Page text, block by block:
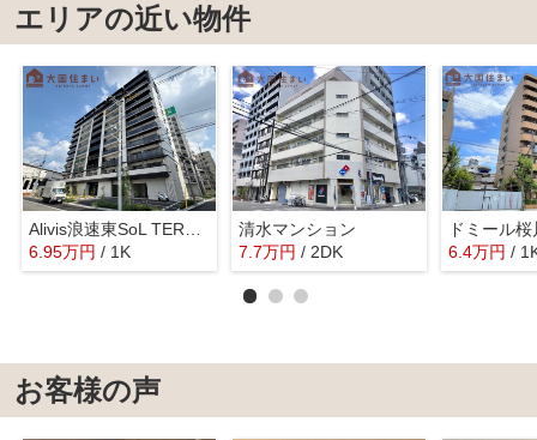
エリアの近い物件
6.95万円 / 1K
清水マンション
7.7万円 / 2DK
ドミール桜
6.4万円 /
お客様の声